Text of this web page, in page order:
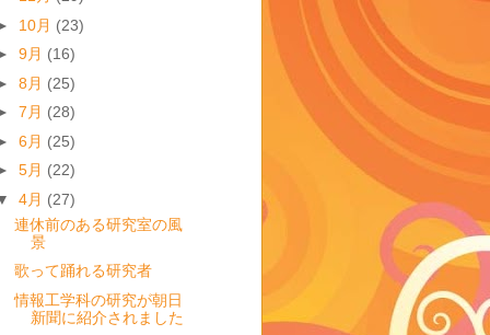
10月 (23)
9月 (16)
8月 (25)
7月 (28)
6月 (25)
5月 (22)
4月 (27)
連休前のある研究室の風
景
歌って踊れる研究者
情報工学科の研究が朝日
新聞に紹介されました